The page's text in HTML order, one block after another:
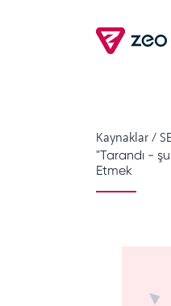
Kaynaklar/
"Tarandı -
Etmek